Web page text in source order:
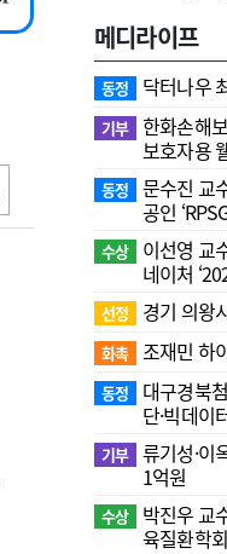
메디라이프
동정 닥터나우
기부 한화손해
보호자용
동정
문수진 교
공인
수상
이선영 교
네이처
선정 경기 의왕
화촉 조재민 하
동정
대구경북
단·빅데이
기부 류기성·이
1억원
수상
박진우 교
육질환학